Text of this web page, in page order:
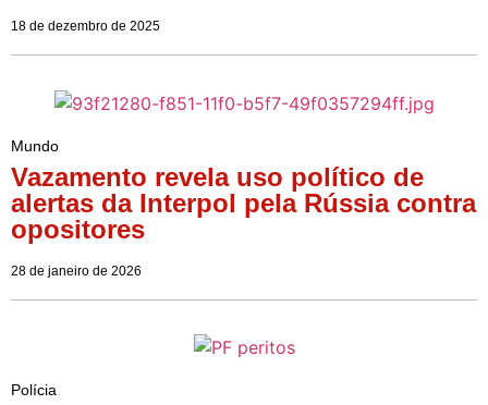
18 de dezembro de 2025
Mundo
Vazamento revela uso político de
alertas da Interpol pela Rússia contra
opositores
28 de janeiro de 2026
Polícia